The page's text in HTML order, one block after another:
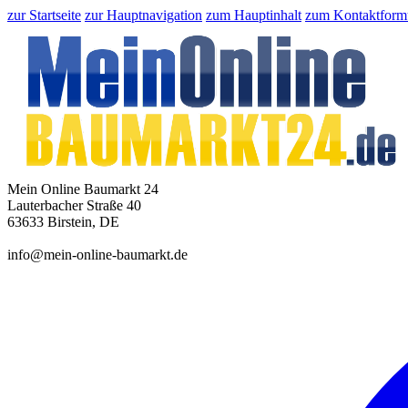
zur Startseite zur Hauptnavigation zum Hauptinhalt zum
Mein Online Baumarkt 24
Lauterbacher Straße 40
63633 Birstein, DE
info@mein-online-baumarkt.de